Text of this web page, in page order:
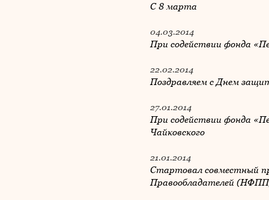
С 8 марта
04.03.2014
При содействии фонда
22.02.2014
Поздравляем с Днем
27.01.2014
При содействии фонда
Чайковского
21.01.2014
Стартовал совместный
Правообладателей